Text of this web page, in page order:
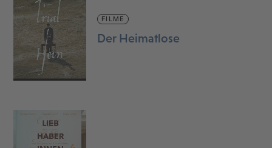
FILME
Der Heimatlose